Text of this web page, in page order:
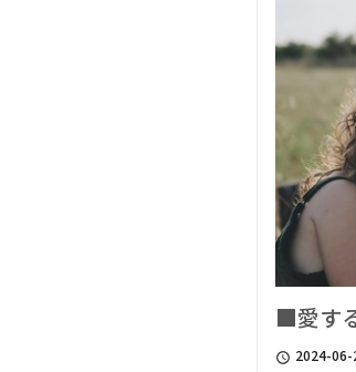
■愛す
access_time 2024-06-